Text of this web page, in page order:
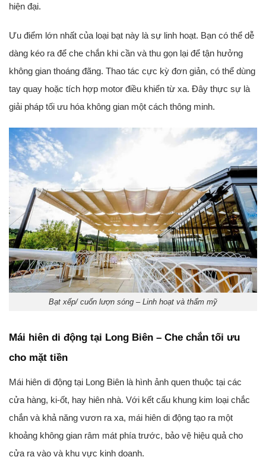
hiện đại.
Ưu điểm lớn nhất của loại bạt này là sự linh hoạt. Bạn có thể dễ
dàng kéo ra để che chắn khi cần và thu gọn lại để tận hưởng
không gian thoáng đãng. Thao tác cực kỳ đơn giản, có thể dùng
tay quay hoặc tích hợp motor điều khiển từ xa. Đây thực sự là
giải pháp tối ưu hóa không gian một cách thông minh.
Bạt xếp/ cuốn lượn sóng – Linh hoạt và thẩm mỹ
Mái hiên di động tại Long Biên – Che chắn tối ưu
cho mặt tiền
Mái hiên di động tại Long Biên là hình ảnh quen thuộc tại các
cửa hàng, ki-ốt, hay hiên nhà. Với kết cấu khung kim loại chắc
chắn và khả năng vươn ra xa, mái hiên di động tạo ra một
khoảng không gian râm mát phía trước, bảo vệ hiệu quả cho
cửa ra vào và khu vực kinh doanh.